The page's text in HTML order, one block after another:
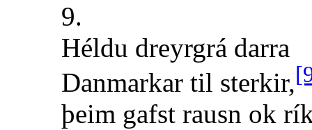
9.
Héldu dreyrgrá darra
Danmarkar til sterkir,
þeim gafst rausn ok